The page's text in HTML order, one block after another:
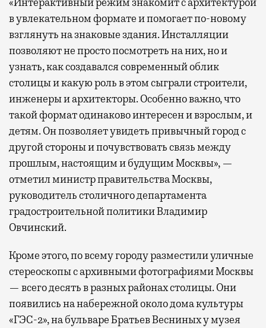
в увлекательном формате и помогает по-новому
взглянуть на знаковые здания. Инсталляции
позволяют не просто посмотреть на них, но и
узнать, как создавался современный облик
столицы и какую роль в этом сыграли строители,
инженеры и архитекторы. Особенно важно, что
такой формат одинаково интересен и взрослым, и
детям. Он позволяет увидеть привычный город с
другой стороны и почувствовать связь между
прошлым, настоящим и будущим Москвы», —
отметил министр правительства Москвы,
руководитель столичного департамента
градостроительной политики Владимир
Овчинский.
Кроме этого, по всему городу разместили уличные
стереоскопы с архивными фотографиями Москвы
— всего десять в разных районах столицы. Они
появились на набережной около дома культуры
«ГЭС-2», на бульваре Братьев Весниных у музея